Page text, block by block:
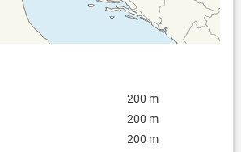
200 m
200 m
200 m